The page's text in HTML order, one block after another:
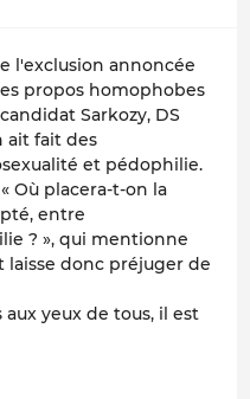
l'exclusion annoncée
propos homophobes
Sarkozy, DS
ait fait des
et pédophilie.
Où placera-t-on la
entre
? », qui mentionne
donc préjuger de
yeux de tous, il est